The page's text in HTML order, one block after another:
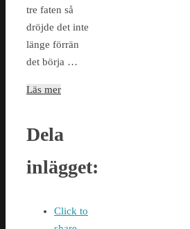
tre faten så
dröjde det inte
länge förrän
det börja …
Läs mer
Dela
inlägget:
Click to